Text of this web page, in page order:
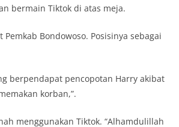
bermain Tiktok di atas meja.
Bondowoso. Posisinya sebagai
berpendapat pencopotan Harry akibat
korban,”.
menggunakan Tiktok. “Alhamdulillah